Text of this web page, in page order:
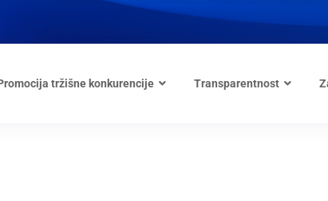
tržišne konkurencije Transparentnost